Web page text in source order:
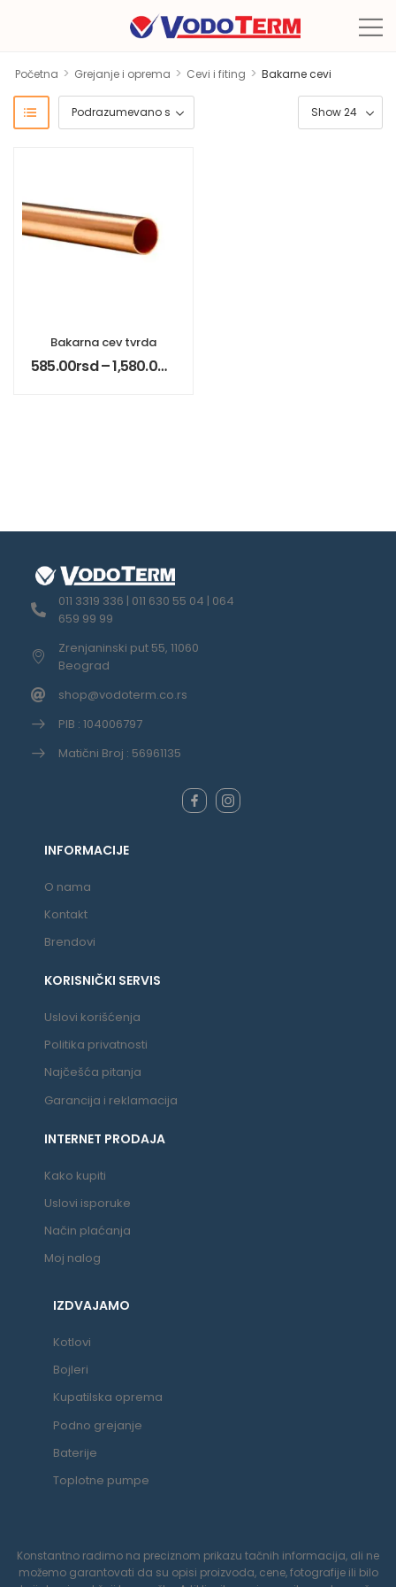
Početna > Grejanje i oprema > Cevi i fiting > Bakarne cevi
Bakarna cev tvrda
585.00rsd–1,580.00 rsd
011 3319 336 | 011 630 55 04 | 064
659 99 99
Zrenjaninski put 55, 11060
Beograd
shop@vodoterm.co.rs
PIB : 104006797
Matični Broj : 56961135
INFORMACIJE
O nama
Kontakt
Brendovi
KORISNIČKI SERVIS
Uslovi korišćenja
Politika privatnosti
Najčešća pitanja
Garancija i reklamacija
INTERNET PRODAJA
Kako kupiti
Uslovi isporuke
Način plaćanja
Moj nalog
IZDVAJAMO
Kotlovi
Bojleri
Kupatilska oprema
Podno grejanje
Baterije
Toplotne pumpe
Konstantno radimo na preciznom prikazu tačnih informacija, ali ne
možemo garantovati da su opisi proizvoda, cene, fotografije ili bilo